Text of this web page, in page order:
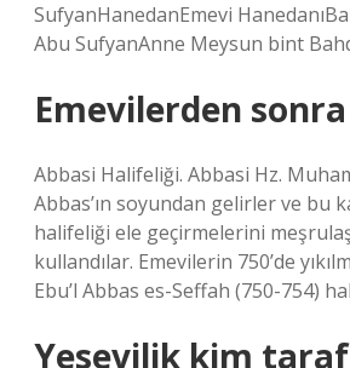
SufyanHanedanEmevi
Abu SufyanAnne Meysun bint
Emevilerden
Abbasi Halifeliği. Abbasi Hz.
Abbas’ın soyundan gelirler ve bu
halifeliği ele geçirmelerini
kullandılar. Emevilerin 750’de
Ebu’l Abbas es-Seffah (750-754)
Yesevilik kim